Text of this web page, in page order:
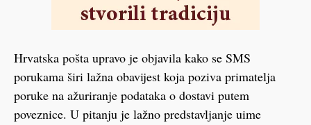
Hrvatska pošta upravo je objavila kako se SMS
porukama širi lažna obavijest koja poziva primatelja
poruke na ažuriranje podataka o dostavi putem
poveznice. U pitanju je lažno predstavljanje uime